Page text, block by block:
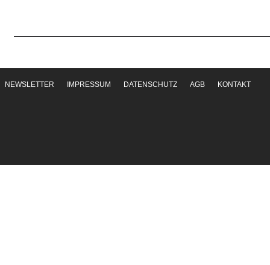
NEWSLETTER IMPRESSUM DATENSCHUTZ AGB KONTAKT